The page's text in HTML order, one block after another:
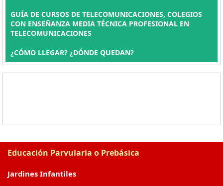
GUÍA DE CURSOS DE TELECOMUNICACIONES, COLEGIOS
CON ENSEÑANZA MEDIA TÉCNICA PROFESIONAL EN
TELECOMUNICACIONES
¿CÓMO LLEGAR? ¿DÓNDE QUEDAN?
Educación Parvularia o Prebásica
Jardines Infantiles